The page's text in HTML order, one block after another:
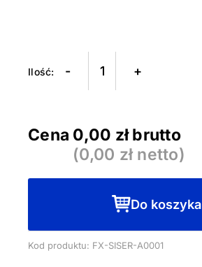
- +
Cena 0,00 zł brutto
(0,00 zł netto)
Do koszyka
Kod produktu: FX-SISER-A0001